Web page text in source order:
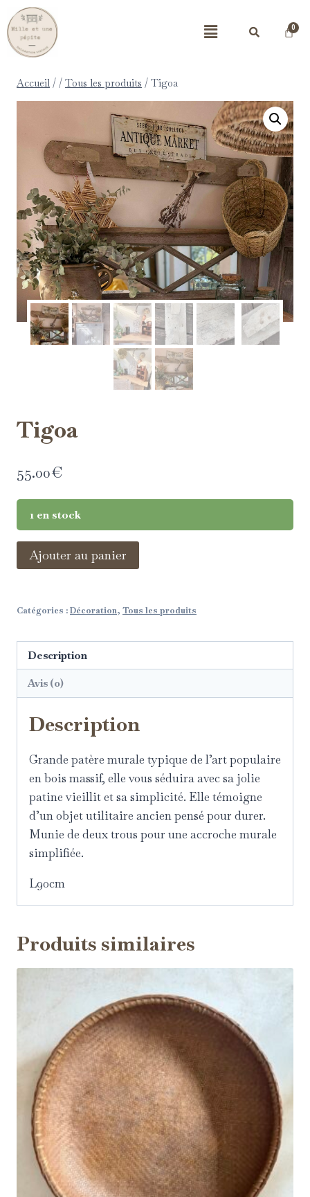
Accueil / / Tous les produits / Tigoa
Tigoa
55.00€
1 en stock
Ajouter au panier
Catégories :Décoration, Tous les produits
Description
Avis (0)
Description
Grande patère murale typique de l’art populaire
en bois massif, elle vous séduira avec sa jolie
patine vieillit et sa simplicité. Elle témoigne
d’un objet utilitaire ancien pensé pour durer.
Munie de deux trous pour une accroche murale
simplifiée.
L90cm
Produits similaires